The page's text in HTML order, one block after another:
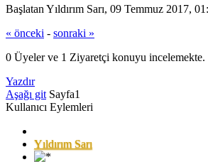
Başlatan Yıldırım Sarı, 09 Temmuz 2017,
« önceki - sonraki »
0 Üyeler ve 1 Ziyaretçi konuyu incelemekte.
Yazdır
Aşağı git Sayfa1
Kullanıcı Eylemleri
Yıldırım Sarı